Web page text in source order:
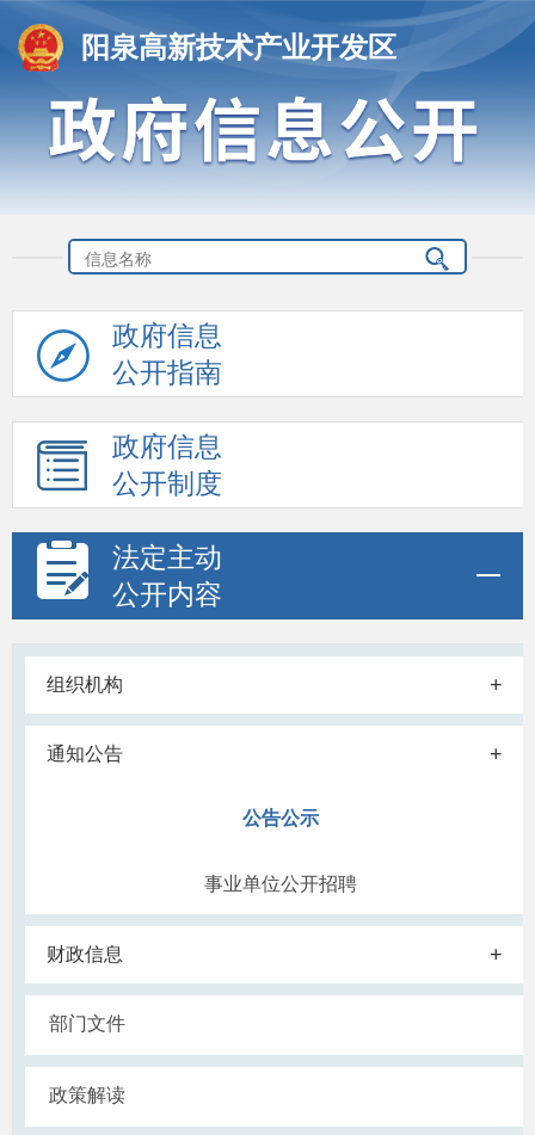
阳泉高新技术产业开发区
政府信息
公开指南
政府信息
公开制度
法定主动
公开内容
组织机构 +
通知公告 +
公告公示
事业单位公开招聘
财政信息 +
部门文件
政策解读